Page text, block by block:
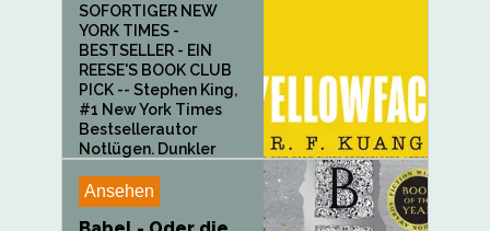
SOFORTIGER NEW
YORK TIMES -
BESTSELLER - EIN
REESE'S BOOK CLUB
PICK -- Stephen King,
#1 New York Times
Bestsellerautor
Notlügen. Dunkler
Ansehen